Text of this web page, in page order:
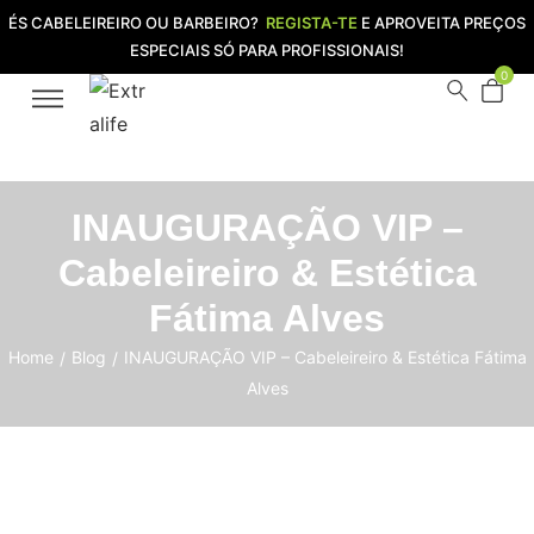
ÉS CABELEIREIRO OU BARBEIRO? REGISTA-TE E APROVEITA PREÇOS
ESPECIAIS SÓ PARA PROFISSIONAIS!
0
INAUGURAÇÃO VIP –
Cabeleireiro & Estética
Fátima Alves
Home / Blog / INAUGURAÇÃO VIP – Cabeleireiro & Estética Fátima
Alves